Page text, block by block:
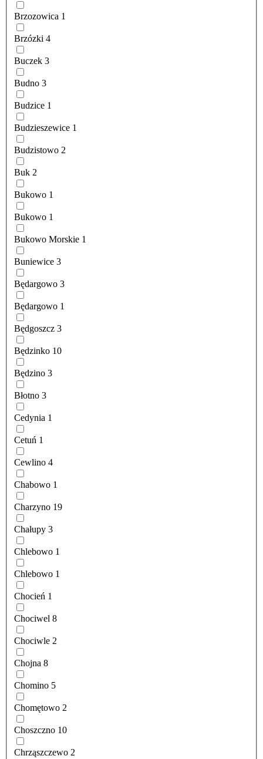
Brzozowica 1
Brzózki 4
Buczek 3
Budno 3
Budzice 1
Budzieszewice 1
Budzistowo 2
Buk 2
Bukowo 1
Bukowo 1
Bukowo Morskie 1
Buniewice 3
Będargowo 3
Będargowo 1
Będgoszcz 3
Będzinko 10
Będzino 3
Błotno 3
Cedynia 1
Cetuń 1
Cewlino 4
Chabowo 1
Charzyno 19
Chałupy 3
Chlebowo 1
Chlebowo 1
Chocień 1
Chociwel 8
Chociwle 2
Chojna 8
Chomino 5
Chomętowo 2
Choszczno 10
Chrząszczewo 2